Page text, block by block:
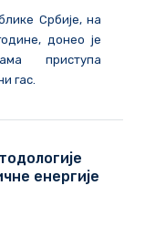
Србије, на
донео је
приступа
гас.
енергије